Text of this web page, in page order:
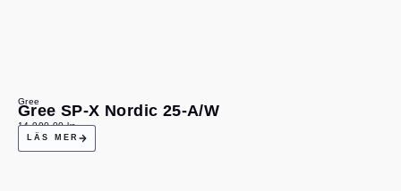
Gree
Gree SP-X Nordic 25-A/W
14 990,00kr
LÄS MER